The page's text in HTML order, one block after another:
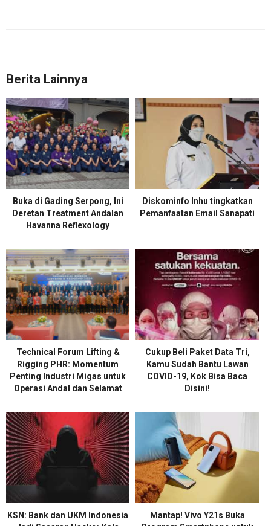
Berita Lainnya
Buka di Gading Serpong, Ini
Deretan Treatment Andalan
Havanna Reflexology
Diskominfo Inhu tingkatkan
Pemanfaatan Email Sanapati
Technical Forum Lifting &
Rigging PHR: Momentum
Penting Industri Migas untuk
Operasi Andal dan Selamat
Cukup Beli Paket Data Tri,
Kamu Sudah Bantu Lawan
COVID-19, Kok Bisa Baca
Disini!
KSN: Bank dan UKM Indonesia
Mantap! Vivo Y21s Buka